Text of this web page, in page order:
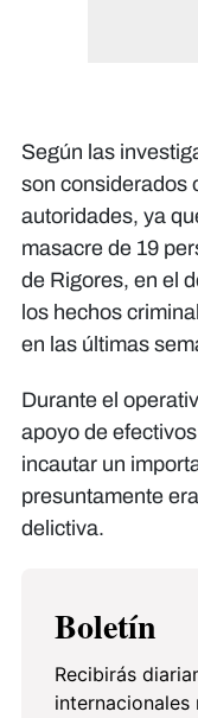
Según las
son considerados
autoridades, ya
masacre de 19
de Rigores, en el
los hechos
en las últimas
Durante el
apoyo de
incautar un
presuntamente
delictiva.
Boletín
Recibirás
internacionales